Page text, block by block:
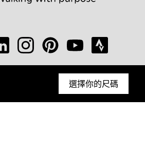
選擇你的尺碼